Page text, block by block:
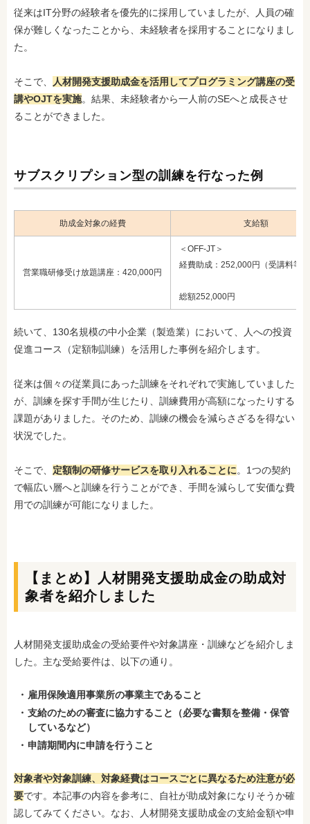
従来はIT分野の経験者を優先的に採用していましたが、人員の確
保が難しくなったことから、未経験者を採用することになりまし
た。
そこで、
人材開発支援助成金を活用してプログラミング講座の受
講やOJTを実施。結果、未経験者から一人前のSEへと成長させ
ることができました。
サブスクリプション型の訓練を行なった例
助成金対象の経費 支給額
営業職研修受け放題講座：420,000円
＜OFF-JT＞
経費助成：252,000円（受講料等
総額252,000円
続いて、130名規模の中小企業（製造業）において、人への投資
促進コース（定額制訓練）を活用した事例を紹介します。
従来は個々の従業員にあった訓練をそれぞれで実施していました
が、訓練を探す手間が生じたり、訓練費用が高額になったりする
課題がありました。そのため、訓練の機会を減らさざるを得ない
状況でした。
そこで、 定額制の研修サービスを取り入れることに。1つの契約
で幅広い層へと訓練を行うことができ、手間を減らして安価な費
用での訓練が可能になりました。
【まとめ】人材開発支援助成金の助成対
象者を紹介しました
人材開発支援助成金の受給要件や対象講座・訓練などを紹介しま
した。主な受給要件は、以下の通り。
雇用保険適用事業所の事業主であること
支給のための審査に協力すること（必要な書類を整備・保管
しているなど）
申請期間内に申請を行うこと
対象者や対象訓練、対象経費はコースごとに異なるため注意が必
要です。本記事の内容を参考に、自社が助成対象になりそうか確
認してみてください。なお、人材開発支援助成金の支給金額や申